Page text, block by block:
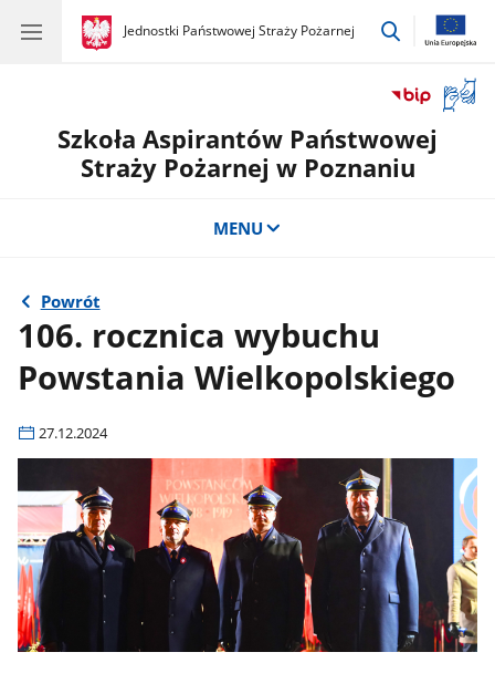
gov.pl
Jednostki Państwowej Straży Pożarnej
gov.pl
Jednostki
przejdź
okno
Szkoła Aspirantów Państwowej
Straży Pożarnej w Poznaniu
MENU
Powrót
106. rocznica wybuchu
Powstania Wielkopolskiego
27.12.2024